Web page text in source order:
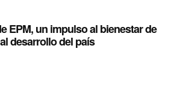
EPM, un impulso al bienestar de
desarrollo del país